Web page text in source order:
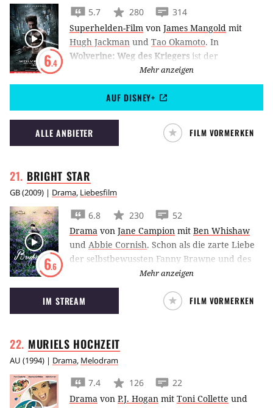
6.4
5.7 280
314
Superhelden-Film von James Mangold mit
Hugh Jackman und Tao Okamoto. In
Wolverine: Weg des Kriegers ist der
Kultcharakter aus dem X-Men-Universum auf
einer Reise nach Japan und stellt sich dabei
dem Kampf mit sich selbst und seiner
Unsterblichkeit.
Mehr anzeigen
AUF DISNEY+
ALLE ANBIETER FILM VORMERKEN
BRIGHT STAR
GB(2009) | Drama, Liebesfilm
6.6
6.8 230
52
Drama von Jane Campion mit Ben Whishaw
und Abbie Cornish. Schon als die zarte Liebe
der selbstbewussten Fanny Brawne und des
Dichters John Keats aufkeimt, muss das junge
Paar in Bright Star – Meine Liebe. Ewig. einige
Hürden meistern.
Mehr anzeigen
IM STREAM FILM VORMERKEN
MURIELS HOCHZEIT
AU (1994) | Drama, Melodram
7.4 126
22
Drama von P.J. Hogan mit Toni Collette und